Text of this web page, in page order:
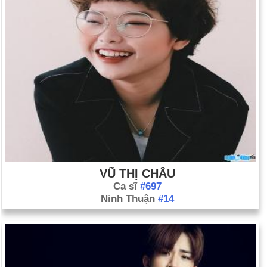
Ngày 9-3 năm 1990:Tiến sĩ Antonia Novello đã tuyên thệ
nhậm chức với tư cách là người gốc Tây Ban Nha và phụ nữ
đầu tiên trở thành tướng bác sĩ phẫu thuật Hoa Kỳ.
VŨ THỊ CHÂU
Ca sĩ #697
Ninh Thuận #14